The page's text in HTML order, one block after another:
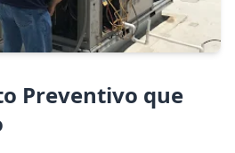
Preventivo que